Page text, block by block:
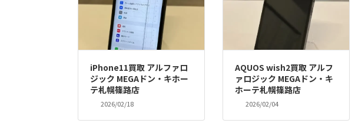
iPhone11買取 アルファロ
ジック MEGAドン・キホー
テ札幌篠路店
2026/02/18
AQUOS wish2買取 アルフ
ァロジック MEGAドン・キ
ホーテ札幌篠路店
2026/02/04